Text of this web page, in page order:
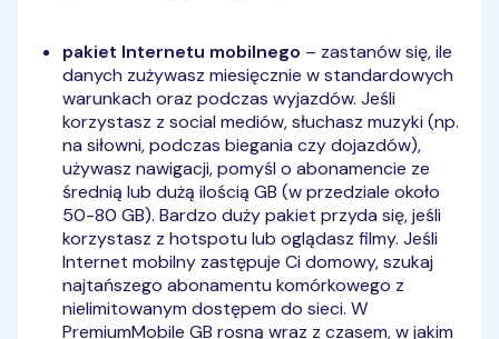
pakiet Internetu mobilnego – zastanów się, ile
danych zużywasz miesięcznie w standardowych
warunkach oraz podczas wyjazdów. Jeśli
korzystasz z social mediów, słuchasz muzyki (np.
na siłowni, podczas biegania czy dojazdów),
używasz nawigacji, pomyśl o abonamencie ze
średnią lub dużą ilością GB (w przedziale około
50-80 GB). Bardzo duży pakiet przyda się, jeśli
korzystasz z hotspotu lub oglądasz filmy. Jeśli
Internet mobilny zastępuje Ci domowy, szukaj
najtańszego abonamentu komórkowego z
nielimitowanym dostępem do sieci. W
PremiumMobile GB rosną wraz z czasem, w jakim